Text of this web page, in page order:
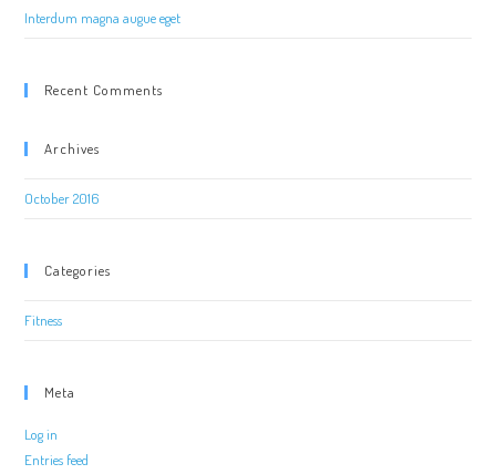
Interdum magna augue eget
Recent Comments
Archives
October 2016
Categories
Fitness
Meta
Log in
Entries feed